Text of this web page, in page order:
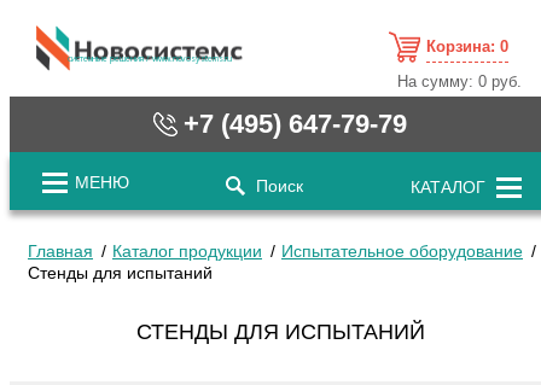
cистемные решения / www.novosystems.ru
Корзина: 0
На сумму:0 руб.
+7 (495) 647-79-79
МЕНЮ Поиск КАТАЛОГ
Главная Каталог продукции
Испытательное оборудование
Стенды для испытаний
СТЕНДЫ ДЛЯ ИСПЫТАНИЙ